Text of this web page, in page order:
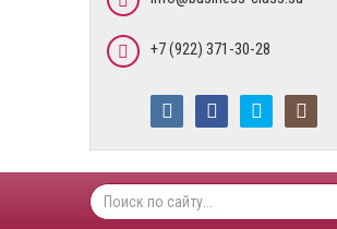
+7 (922) 371-30-28